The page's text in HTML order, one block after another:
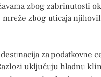
zbog zabrinutosti
zbog uticaja
za podatkovne
uključuju hladnu